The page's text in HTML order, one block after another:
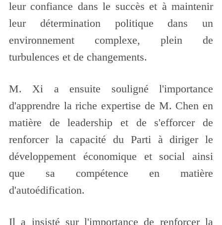
leur confiance dans le succès et à maintenir
leur détermination politique dans un
environnement complexe, plein de
turbulences et de changements.
M. Xi a ensuite souligné l'importance
d'apprendre la riche expertise de M. Chen en
matière de leadership et de s'efforcer de
renforcer la capacité du Parti à diriger le
développement économique et social ainsi
que sa compétence en matière
d'autoédification.
Il a insisté sur l'importance de renforcer la